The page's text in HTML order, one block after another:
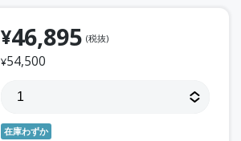
¥46,895 (税抜)
¥54,500
在庫わずか